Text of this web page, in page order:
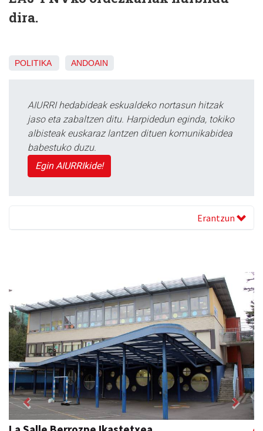
dira.
POLITIKA ANDOAIN
AIURRI hedabideak eskualdeko nortasun hitzak
jaso eta zabaltzen ditu. Harpidedun eginda, tokiko
albisteak euskaraz lantzen dituen komunikabidea
babestuko duzu.
Egin AIURRIkide!
Erantzun
Previous Next